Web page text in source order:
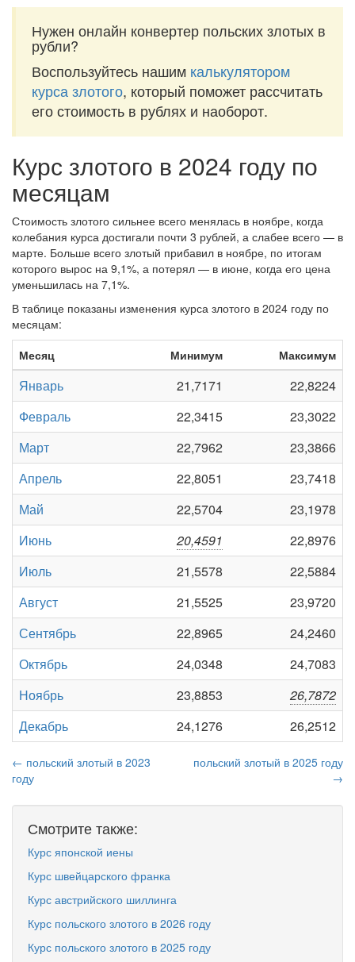
Нужен онлайн конвертер польских злотых в
рубли?
Воспользуйтесь нашим калькулятором
курса злотого, который поможет рассчитать
его стоимость в рублях и наоборот.
Курс злотого в 2024 году по
месяцам
Стоимость злотого сильнее всего менялась в ноябре, когда
колебания курса достигали почти 3 рублей, а слабее всего — в
марте. Больше всего злотый прибавил в ноябре, по итогам
которого вырос на 9,1%, а потерял — в июне, когда его цена
уменьшилась на 7,1%.
В таблице показаны изменения курса злотого в 2024 году по
месяцам:
Месяц
Минимум Максимум
Январь 21,7171
22,8224
Февраль
22,3415
23,3022
Март
22,7962
23,3866
Апрель
22,8051
23,7418
Май
22,5704
23,1978
Июнь
20,4591
22,8976
Июль
21,5578
22,5884
Август
21,5525
23,9720
Сентябрь
22,8965
24,2460
Октябрь
24,0348
24,7083
Ноябрь
23,8853
26,7872
Декабрь
24,1276 26,2512
← польский злотый в 2023
году
польский злотый в 2025 году
→
Смотрите также:
Курс японской иены
Курс швейцарского франка
Курс австрийского шиллинга
Курс польского злотого в 2026 году
Курс польского злотого в 2025 году